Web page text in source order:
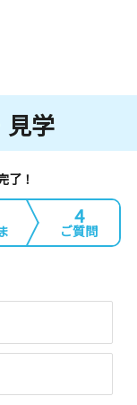
見学
了！
4
ご質問